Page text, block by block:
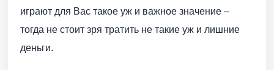
играют для Вас такое уж и важное значение –
тогда не стоит зря тратить не такие уж и лишние
деньги.